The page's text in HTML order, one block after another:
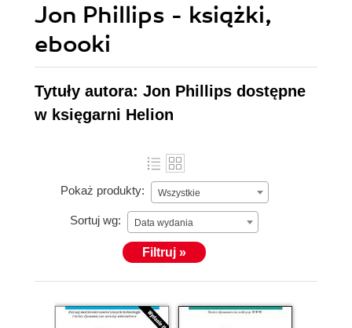
Jon Phillips - książki,
ebooki
Tytuły autora: Jon Phillips dostępne
w księgarni Helion
Pokaż produkty: Wszystkie
Sortuj wg: Data wydania
Filtruj »